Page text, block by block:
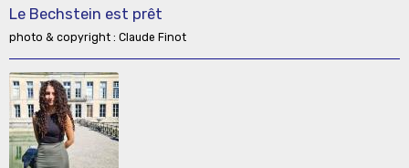
Le Bechstein est prêt
photo & copyright : Claude Finot